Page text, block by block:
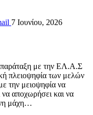
7 Ιουνίου, 2026
με την ΕΛ.Α.Σ
πλειοψηφία των μελών
την μειοψηφία να
να αποχωρήσει και να
μάχη…